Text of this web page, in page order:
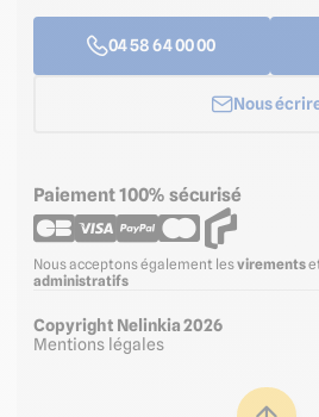
04 58 64 00 00
Nous
Paiement 100% sécurisé
Nous acceptons également lesvirements
administratifs
Copyright Nelinkia 2026
Mentions légales